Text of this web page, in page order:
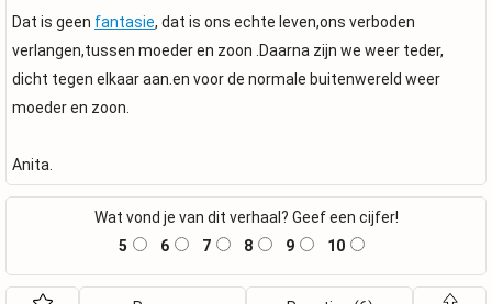
Dat is geen fantasie, dat is ons echte leven,ons verboden
verlangen,tussen moeder en zoon .Daarna zijn we weer teder,
dicht tegen elkaar aan.en voor de normale buitenwereld weer
moeder en zoon.
Anita.
Wat vond je van dit verhaal? Geef een cijfer!
5
6 7 8 9 10